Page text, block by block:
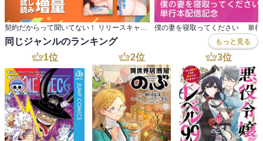
僕の妻を寝取ってください 単行
同じジャンルのランキング もっと見る
1位 2位 3位